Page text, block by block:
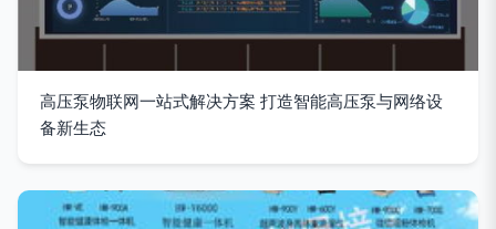
高压泵物联网一站式解决方案 打造智能高压泵与网络设
备新生态